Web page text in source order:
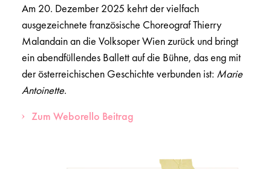
Am 20. Dezember 2025 kehrt der vielfach
ausgezeichnete französische Choreograf Thierry
Malandain an die Volksoper Wien zurück und bringt
ein abendfüllendes Ballett auf die Bühne, das eng mit
der österreichischen Geschichte verbunden ist: Marie
Antoinette.
Zum Weborello Beitrag